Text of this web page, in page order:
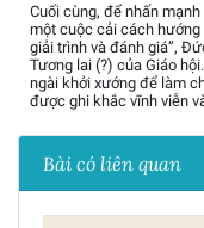
Cuối cùng, để nhấn
một cuộc cải cách hướng
giải trình và đánh giá”,
Tương lai (?) của Giáo
ngài khởi xướng để làm
được ghi khắc vĩnh viễn
Bài có liên quan